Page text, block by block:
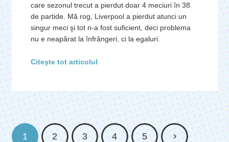
care sezonul trecut a pierdut doar 4 meciuri în 38
de partide. Mă rog, Liverpool a pierdut atunci un
singur meci şi tot n-a fost suficient, deci problema
nu e neapărat la înfrângeri, ci la egaluri.
Citeşte tot articolul
1 2 3 4 5